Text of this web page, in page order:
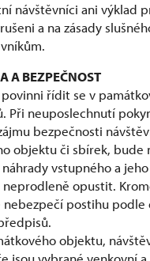
návštěvníci ani výklad
a na zásady
A BEZPEČNOST
řídit se v
Při neuposlechnutí
bezpečnosti
objektu či sbírek, bude
náhrady vstupného a
opustit.
nebezpečí postihu podle
objektu,